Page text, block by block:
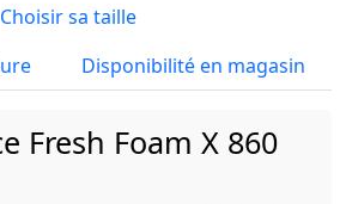
Choisir sa taille
Disponibilité en magasin
Fresh Foam X 860